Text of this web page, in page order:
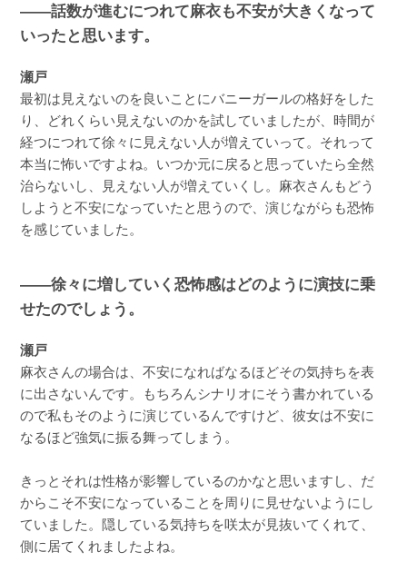
――話数が進むにつれて麻衣も不安が大きくなって
いったと思います。
瀬戸
最初は見えないのを良いことにバニーガールの格好をした
り、どれくらい見えないのかを試していましたが、時間が
経つにつれて徐々に見えない人が増えていって。それって
本当に怖いですよね。いつか元に戻ると思っていたら全然
治らないし、見えない人が増えていくし。麻衣さんもどう
しようと不安になっていたと思うので、演じながらも恐怖
を感じていました。
――徐々に増していく恐怖感はどのように演技に乗
せたのでしょう。
瀬戸
麻衣さんの場合は、不安になればなるほどその気持ちを表
に出さないんです。もちろんシナリオにそう書かれている
ので私もそのように演じているんですけど、彼女は不安に
なるほど強気に振る舞ってしまう。
きっとそれは性格が影響しているのかなと思いますし、だ
からこそ不安になっていることを周りに見せないようにし
ていました。隠している気持ちを咲太が見抜いてくれて、
側に居てくれましたよね。